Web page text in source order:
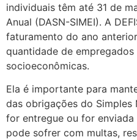
individuais têm até 31 de
Anual (DASN-SIMEI). A
faturamento do ano
quantidade de
socioeconômicas.
Ela é importante para
das obrigações do Simples
for entregue ou for enviada
pode sofrer com multas,